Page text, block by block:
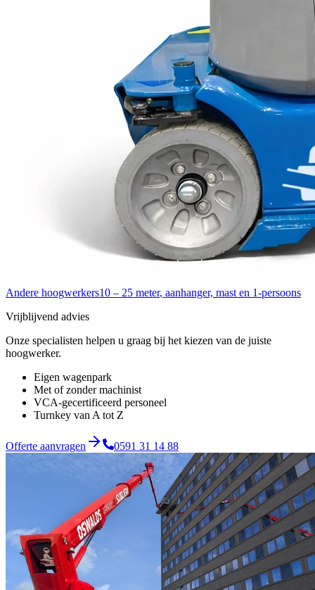
Andere hoogwerkers10 – 25 meter, aanhanger, mast en 1-persoons
Vrijblijvend advies
Onze specialisten helpen u graag bij het kiezen van de juiste
hoogwerker.
Eigen wagenpark
Met of zonder machinist
VCA-gecertificeerd personeel
Turnkey van A tot Z
Offerte aanvragen 0591 31 14 88